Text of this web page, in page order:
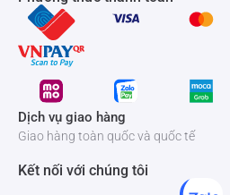
Dịch vụ giao hàng
Giao hàng toàn quốc và quốc tế
Kết nối với chúng tôi